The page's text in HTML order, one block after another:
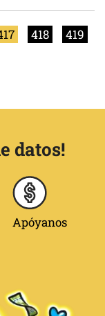
418
419
datos!
Apóyanos